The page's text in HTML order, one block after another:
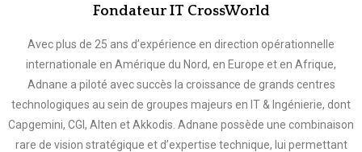
Fondateur IT CrossWorld
Avec plus de 25 ans d’expérience en direction opérationnelle
internationale en Amérique du Nord, en Europe et en Afrique,
Adnane a piloté avec succès la croissance de grands centres
technologiques au sein de groupes majeurs en IT & Ingénierie, dont
Capgemini, CGI, Alten et Akkodis. Adnane possède une combinaison
rare de vision stratégique et d’expertise technique, lui permettant